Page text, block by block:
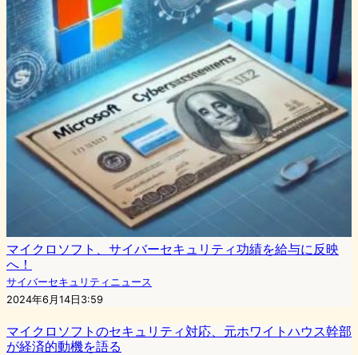
マイクロソフト、サイバーセキュリティ功績を給与に反映
へ！
サイバーセキュリティニュース
2024年6月14日3:59
マイクロソフトのセキュリティ対応、元ホワイトハウス幹部
が経済的動機を語る